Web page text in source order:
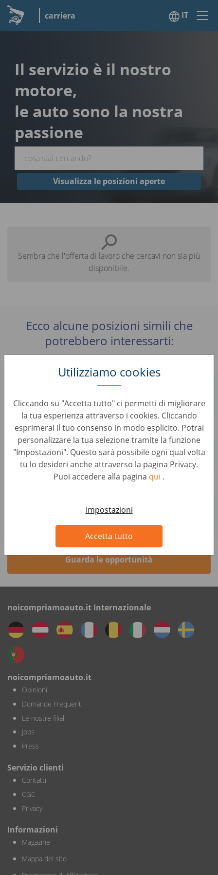
carriera IT
Utilizziamo cookies
Cliccando su "Accetta tutto" ci permetti di migliorare
la tua esperienza attraverso i cookies. Cliccando
esprimerai il tuo consenso in modo esplicito. Potrai
personalizzare la tua selezione tramite la funzione
"Impostazioni". Questo sarà possibile ogni qual volta
tu lo desideri anche attraverso la pagina Privacy.
Puoi accedere alla pagina qui .
Impostazioni
Accetta tutto
Il servizio è il nostro
motore,
le auto sono la nostra
passione
Visualizza le posizioni aperte
Sembra che l'offerta di lavoro che cercavi non sia più
disponibile.
Ecco alcune posizioni simili che
potrebbero interessarti:
Sales Operations Analyst - Planning &
Performance Team (m/w/d)
AUTO1 Group
Account Manager B2B - Remote (d/m/w)
Sales & Account Management • Germany, Berlin
AUTO1 Group
Sales & Account Management • Germany, Hannover
Guarda le opportunità
noicompriamoauto.it Internazionale
noicompriamoauto.it
Opinioni
Domande Frequenti
Le nostre filiali
Jobs
Press
Servizio clienti
Contatti
CGC
Privacy
Informazioni
Magazine
Mappa del sito